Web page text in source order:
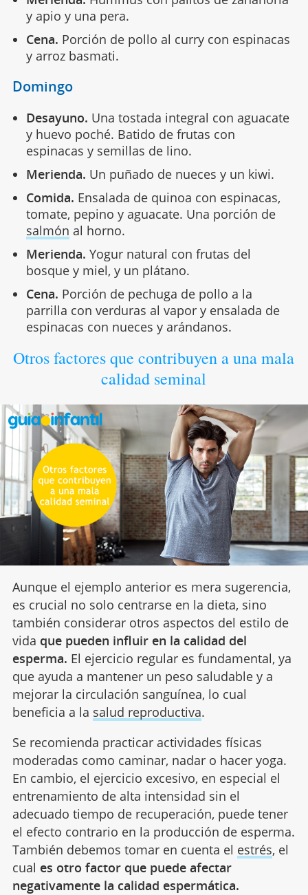
y apio y una pera.
Cena. Porción de pollo al curry con espinacas
y arroz basmati.
Domingo
Desayuno. Una tostada integral con aguacate
y huevo poché. Batido de frutas con
espinacas y semillas de lino.
Merienda. Un puñado de nueces y un kiwi.
Comida. Ensalada de quinoa con espinacas,
tomate, pepino y aguacate. Una porción de
salmón al horno.
Merienda. Yogur natural con frutas del
bosque y miel, y un plátano.
Cena. Porción de pechuga de pollo a la
parrilla con verduras al vapor y ensalada de
espinacas con nueces y arándanos.
Otros factores que contribuyen a una mala
calidad seminal
Aunque el ejemplo anterior es mera sugerencia,
es crucial no solo centrarse en la dieta, sino
también considerar otros aspectos del estilo de
vida que pueden influir en la calidad del
esperma. El ejercicio regular es fundamental, ya
que ayuda a mantener un peso saludable y a
mejorar la circulación sanguínea, lo cual
beneficia a la salud reproductiva.
Se recomienda practicar actividades físicas
moderadas como caminar, nadar o hacer yoga.
En cambio, el ejercicio excesivo, en especial el
entrenamiento de alta intensidad sin el
adecuado tiempo de recuperación, puede tener
el efecto contrario en la producción de esperma.
También debemos tomar en cuenta el estrés, el
cual es otro factor que puede afectar
negativamente la calidad espermática.